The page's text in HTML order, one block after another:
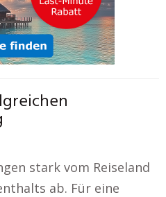
stark vom Reiseland
ab. Für eine